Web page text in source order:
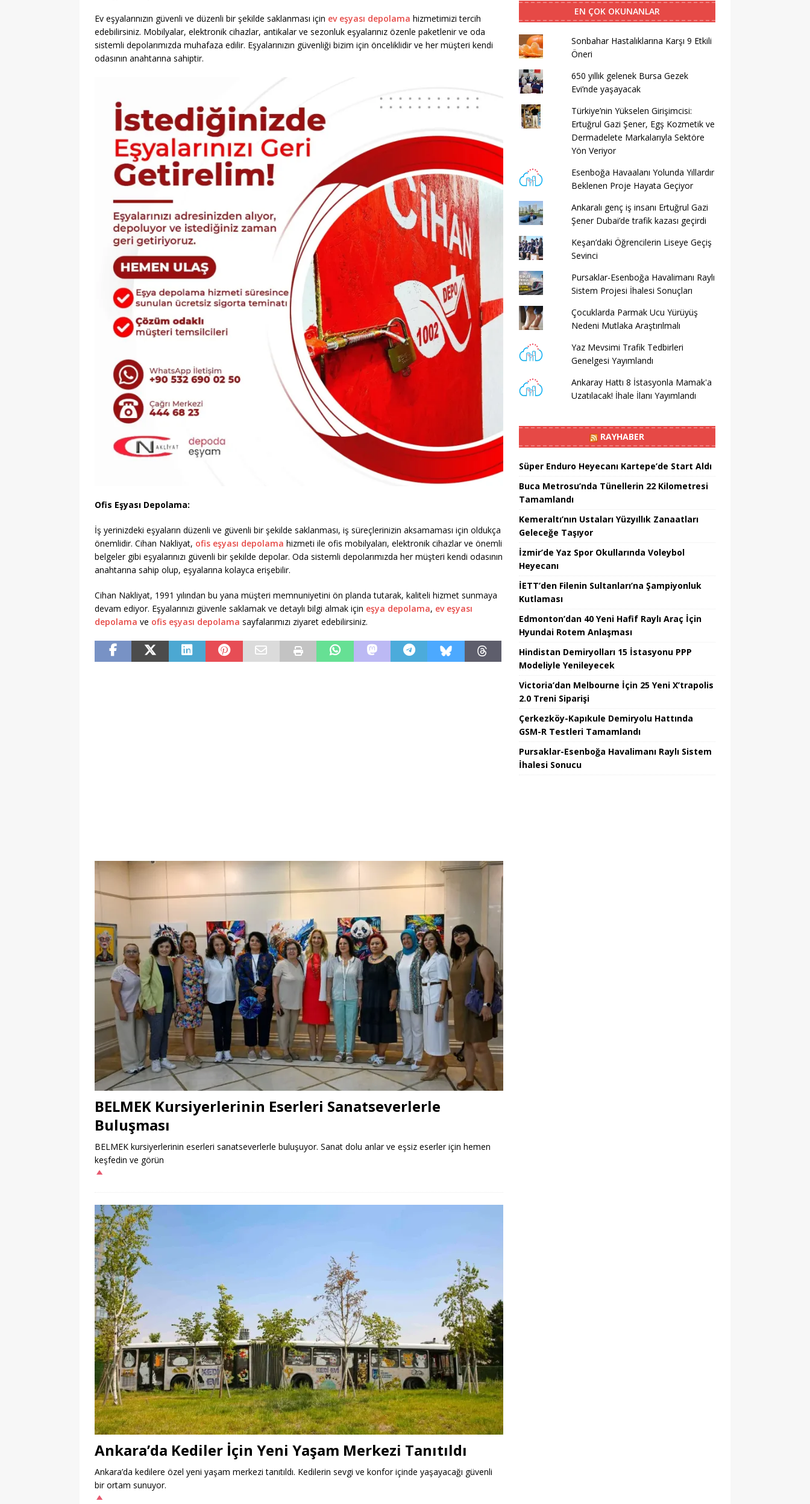
Ev eşyalarınızın güvenli ve düzenli bir şekilde saklanması için ev eşyası depolama hizmetimizi tercih
edebilirsiniz. Mobilyalar, elektronik cihazlar, antikalar ve sezonluk eşyalarınız özenle paketlenir ve oda
sistemli depolarımızda muhafaza edilir. Eşyalarınızın güvenliği bizim için önceliklidir ve her müşteri kendi
odasının anahtarına sahiptir.
Ofis Eşyası Depolama:
İş yerinizdeki eşyaların düzenli ve güvenli bir şekilde saklanması, iş süreçlerinizin aksamaması için oldukça
önemlidir. Cihan Nakliyat, ofis eşyası depolama hizmeti ile ofis mobilyaları, elektronik cihazlar ve önemli
belgeler gibi eşyalarınızı güvenli bir şekilde depolar. Oda sistemli depolarımızda her müşteri kendi odasının
anahtarına sahip olup, eşyalarına kolayca erişebilir.
Cihan Nakliyat, 1991 yılından bu yana müşteri memnuniyetini ön planda tutarak, kaliteli hizmet sunmaya
devam ediyor. Eşyalarınızı güvenle saklamak ve detaylı bilgi almak için eşya depolama, ev eşyası
depolama ve ofis eşyası depolama sayfalarımızı ziyaret edebilirsiniz.
BELMEK Kursiyerlerinin Eserleri Sanatseverlerle
Buluşması
BELMEK kursiyerlerinin eserleri sanatseverlerle buluşuyor. Sanat dolu anlar ve eşsiz eserler için hemen
keşfedin ve görün
Ankara’da Kediler İçin Yeni Yaşam Merkezi Tanıtıldı
Ankara’da kedilere özel yeni yaşam merkezi tanıtıldı. Kedilerin sevgi ve konfor içinde yaşayacağı güvenli
bir ortam sunuyor.
EN ÇOK OKUNANLAR
Sonbahar Hastalıklarına Karşı 9 Etkili
Öneri
650 yıllık gelenek Bursa Gezek
Evi’nde yaşayacak
Türkiye’nin Yükselen Girişimcisi:
Ertuğrul Gazi Şener, Egş Kozmetik ve
Dermadelete Markalarıyla Sektöre
Yön Veriyor
Esenboğa Havaalanı Yolunda Yıllardır
Beklenen Proje Hayata Geçiyor
Ankaralı genç iş insanı Ertuğrul Gazi
Şener Dubai’de trafik kazası geçirdi
Keşan’daki Öğrencilerin Liseye Geçiş
Sevinci
Pursaklar-Esenboğa Havalimanı Raylı
Sistem Projesi İhalesi Sonuçları
Çocuklarda Parmak Ucu Yürüyüş
Nedeni Mutlaka Araştırılmalı
Yaz Mevsimi Trafik Tedbirleri
Genelgesi Yayımlandı
Ankaray Hattı 8 İstasyonla Mamak'a
Uzatılacak! İhale İlanı Yayımlandı
RAYHABER
Süper Enduro Heyecanı Kartepe’de Start Aldı
Buca Metrosu’nda Tünellerin 22 Kilometresi
Tamamlandı
Kemeraltı’nın Ustaları Yüzyıllık Zanaatları
Geleceğe Taşıyor
İzmir’de Yaz Spor Okullarında Voleybol
Heyecanı
İETT’den Filenin Sultanları’na Şampiyonluk
Kutlaması
Edmonton’dan 40 Yeni Hafif Raylı Araç İçin
Hyundai Rotem Anlaşması
Hindistan Demiryolları 15 İstasyonu PPP
Modeliyle Yenileyecek
Victoria’dan Melbourne İçin 25 Yeni X’trapolis
2.0 Treni Siparişi
Çerkezköy-Kapıkule Demiryolu Hattında
GSM-R Testleri Tamamlandı
Pursaklar-Esenboğa Havalimanı Raylı Sistem
İhalesi Sonucu